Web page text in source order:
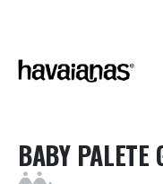
BABY PALETE